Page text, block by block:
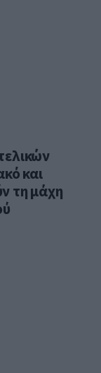
και
τη μάχη